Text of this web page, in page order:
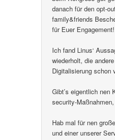
danach für den opt-
family&friends
für Euer Engagement!
Ich fand Linus‘
wiederholt, die
Digitalisierung schon
Gibt’s eigentlich nen
security-
Hab mal für nen
und einer unserer